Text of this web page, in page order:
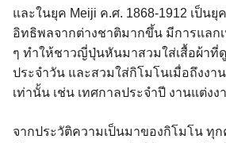
และในยุค Meiji ค.ศ. 1868-1912 เป็น
อิทธิพลจากต่างชาติมากขึ้น มีการแลก
ๆ ทำให้ชาวญี่ปุ่นหันมาสวมใส่เสื้อผ้าที่
ประจำวัน และสวมใส่กิโมโนเมื่อถึงงา
เท่านั้น เช่น เทศกาลประจำปี งานแต่ง
จากประวัติความเป็นมาของกิโมโน ทุ